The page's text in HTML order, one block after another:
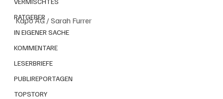
RATGEBER
IN EIGENER SACHE
KOMMENTARE
LESERBRIEFE
PUBLIREPORTAGEN
TOPSTORY
Kapo AG / Sarah Furrer